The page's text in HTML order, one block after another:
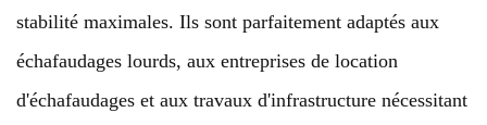
stabilité maximales. Ils sont parfaitement adaptés aux
échafaudages lourds, aux entreprises de location
d'échafaudages et aux travaux d'infrastructure nécessitant